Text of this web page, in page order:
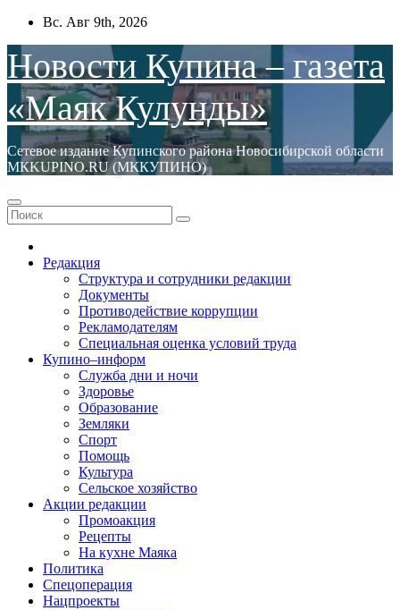
Перейти
содержимому
Вс. Авг 9th, 2026
Новости Купина – газета
«Маяк Кулунды»
Сетевое издание Купинского района Новосибирской области
МКKUPINO.RU (МККУПИНО)
Редакция
Структура и сотрудники редакции
Документы
Противодействие коррупции
Рекламодателям
Специальная оценка условий труда
Купино–информ
Служба дни и ночи
Здоровье
Образование
Земляки
Спорт
Помощь
Культура
Сельское хозяйство
Акции редакции
Промоакция
Рецепты
На кухне Маяка
Политика
Спецоперация
Нацпроекты